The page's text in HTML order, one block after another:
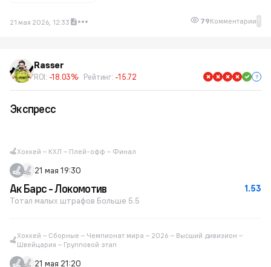
21 мая 2026, 12:33 79Комментарии 1
Rasser
ROI: -18.03% Рейтинг: -15.72
Экспресс
Хоккей – КХЛ – Плей-офф – Финал
21 мая 19:30
1.53
Ак Барс - Локомотив
Тотал малых штрафов Больше 5.5
Хоккей – Сборные – Чемпионат мира – 2026 – Высший дивизион –
Швейцария – Групповой этап
21 мая 21:20